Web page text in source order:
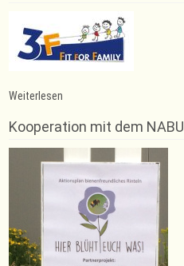
Weiterlesen
2026
Kooperation mit dem NABU